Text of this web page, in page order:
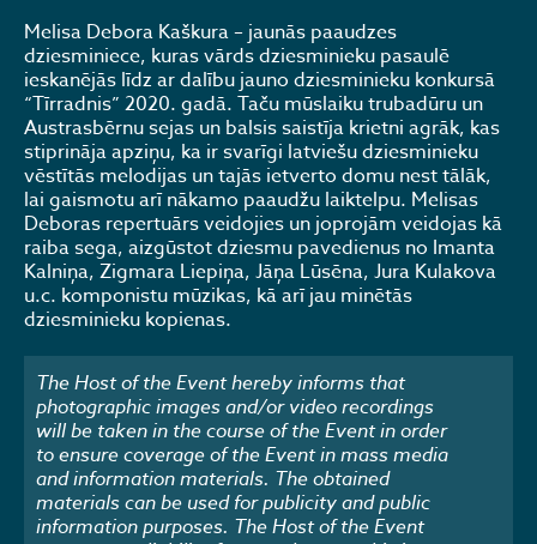
Melisa Debora Kaškura – jaunās paaudzes
dziesminiece, kuras vārds dziesminieku pasaulē
ieskanējās līdz ar dalību jauno dziesminieku konkursā
“Tīrradnis” 2020. gadā. Taču mūslaiku trubadūru un
Austrasbērnu sejas un balsis saistīja krietni agrāk, kas
stiprināja apziņu, ka ir svarīgi latviešu dziesminieku
vēstītās melodijas un tajās ietverto domu nest tālāk,
lai gaismotu arī nākamo paaudžu laiktelpu. Melisas
Deboras repertuārs veidojies un joprojām veidojas kā
raiba sega, aizgūstot dziesmu pavedienus no Imanta
Kalniņa, Zigmara Liepiņa, Jāņa Lūsēna, Jura Kulakova
u.c. komponistu mūzikas, kā arī jau minētās
dziesminieku kopienas.
The Host of the Event hereby informs that
photographic images and/or video recordings
will be taken in the course of the Event in order
to ensure coverage of the Event in mass media
and information materials. The obtained
materials can be used for publicity and public
information purposes. The Host of the Event